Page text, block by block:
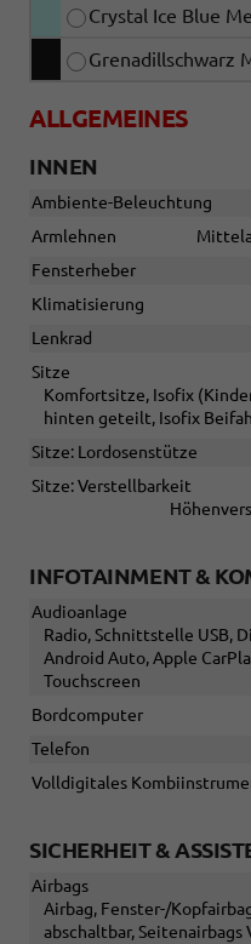
Crystal Ice Blue
Grenadillschwarz
ALLGEMEINES
INNEN
Ambiente-Beleuchtung
Armlehnen
Fensterheber
Klimatisierung
Lenkrad
Sitze
Komfortsitze, Isofix
hinten geteilt, Isofix
Sitze: Lordosenstütze
Sitze: Verstellbarkeit
INFOTAINMENT &
Audioanlage
Radio, Schnittstelle USB,
Android Auto, Apple
Touchscreen
Bordcomputer
Telefon
Volldigitales
SICHERHEIT &
Airbags
Airbag, Fenster-/
abschaltbar, Seitenairbags